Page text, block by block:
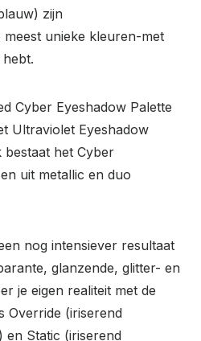
zijn
unieke kleuren-met
Cyber ​​Eyeshadow Palette
Ultraviolet Eyeshadow
het Cyber
uit metallic en duo
nog intensiever resultaat
glanzende, glitter- en
je eigen realiteit met de
Override (iriserend
Static (iriserend